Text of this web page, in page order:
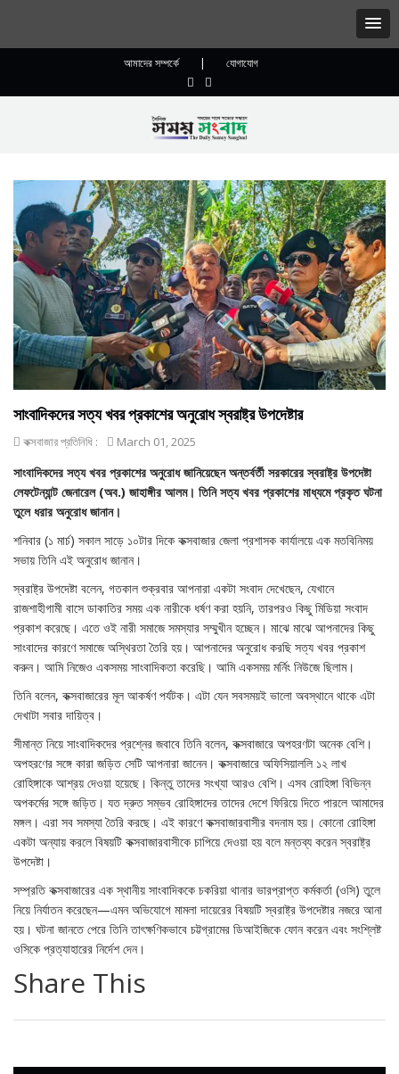
আমাদের সম্পর্কে | যোগাযোগ
সাংবাদিকদের সত্য খবর প্রকাশের অনুরোধ স্বরাষ্ট্র উপদেষ্টার
কক্সবাজার প্রতিনিধি : March 01, 2025
সাংবাদিকদের সত্য খবর প্রকাশের অনুরোধ জানিয়েছেন অন্তর্বর্তী সরকারের স্বরাষ্ট্র উপদেষ্টা
লেফটেন্যান্ট জেনারেল (অব.) জাহাঙ্গীর আলম। তিনি সত্য খবর প্রকাশের মাধ্যমে প্রকৃত ঘটনা
তুলে ধরার অনুরোধ জানান।
শনিবার (১ মার্চ) সকাল সাড়ে ১০টার দিকে কক্সবাজার জেলা প্রশাসক কার্যালয়ে এক মতবিনিময়
সভায় তিনি এই অনুরোধ জানান।
স্বরাষ্ট্র উপদেষ্টা বলেন, গতকাল শুক্রবার আপনারা একটা সংবাদ দেখেছেন, যেখানে
রাজশাহীগামী বাসে ডাকাতির সময় এক নারীকে ধর্ষণ করা হয়নি, তারপরও কিছু মিডিয়া সংবাদ
প্রকাশ করেছে। এতে ওই নারী সমাজে সমস্যার সম্মুখীন হচ্ছেন। মাঝে মাঝে আপনাদের কিছু
সাংবাদের কারণে সমাজে অস্থিরতা তৈরি হয়। আপনাদের অনুরোধ করছি সত্য খবর প্রকাশ
করুন। আমি নিজেও একসময় সাংবাদিকতা করেছি। আমি একসময় মর্নিং নিউজে ছিলাম।
তিনি বলেন, কক্সবাজারের মূল আকর্ষণ পর্যটক। এটা যেন সবসময়ই ভালো অবস্থানে থাকে এটা
দেখাটা সবার দায়িত্ব।
সীমান্ত নিয়ে সাংবাদিকদের প্রশ্নের জবাবে তিনি বলেন, কক্সবাজারে অপহরণটা অনেক বেশি।
অপহরণের সঙ্গে কারা জড়িত সেটি আপনারা জানেন। কক্সবাজারে অফিসিয়াললি ১২ লাখ
রোহিঙ্গাকে আশ্রয় দেওয়া হয়েছে। কিন্তু তাদের সংখ্যা আরও বেশি। এসব রোহিঙ্গা বিভিন্ন
অপকর্মের সঙ্গে জড়িত। যত দ্রুত সম্ভব রোহিঙ্গাদের তাদের দেশে ফিরিয়ে দিতে পারলে আমাদের
মঙ্গল। এরা সব সমস্যা তৈরি করছে। এই কারণে কক্সবাজারবাসীর বদনাম হয়। কোনো রোহিঙ্গা
একটা অন্যায় করলে বিষয়টি কক্সবাজারবাসীকে চাপিয়ে দেওয়া হয় বলে মন্তব্য করেন স্বরাষ্ট্র
উপদেষ্টা।
সম্প্রতি কক্সবাজারের এক স্থানীয় সাংবাদিককে চকরিয়া থানার ভারপ্রাপ্ত কর্মকর্তা (ওসি) তুলে
নিয়ে নির্যাতন করেছেন—এমন অভিযোগে মামলা দায়েরের বিষয়টি স্বরাষ্ট্র উপদেষ্টার নজরে আনা
হয়। ঘটনা জানতে পেরে তিনি তাৎক্ষণিকভাবে চট্টগ্রামের ডিআইজিকে ফোন করেন এবং সংশ্লিষ্ট
ওসিকে প্রত্যাহারের নির্দেশ দেন।
Share This